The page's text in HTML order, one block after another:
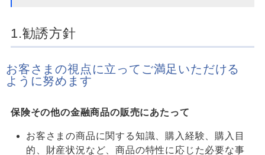
1.勧誘方針
お客さまの視点に立ってご満足いただける
ように努めます
保険その他の金融商品の販売にあたって
お客さまの商品に関する知識、購入経験、購入目
的、財産状況など、商品の特性に応じた必要な事